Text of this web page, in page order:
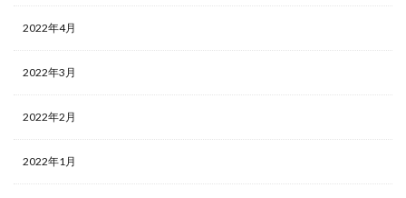
2022年4月
2022年3月
2022年2月
2022年1月